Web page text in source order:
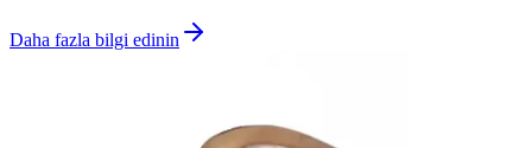
Daha fazla bilgi edinin